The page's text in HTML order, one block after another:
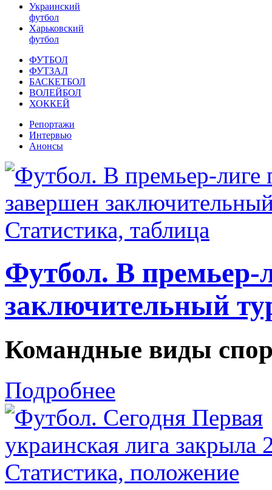
Украинский
футбол
Харьковский
футбол
ФУТБОЛ
ФУТЗАЛ
БАСКЕТБОЛ
ВОЛЕЙБОЛ
ХОККЕЙ
Репортажи
Интервью
Анонсы
Футбол. В премьер-
заключительный
Командные виды
Подробнее